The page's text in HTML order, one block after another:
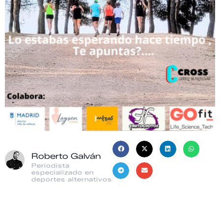
Roberto Galván
Periodista
especializado en
deportes alternativos